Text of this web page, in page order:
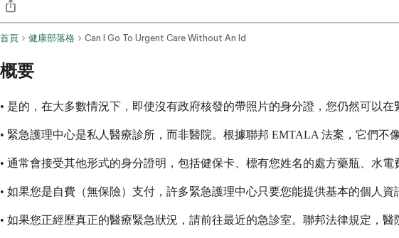
首頁 健康部落格 Can I Go To Urgent Care Without An Id
概要
• 是的，在大多數情況下，即使沒有政府核發的帶照片的身分證，您仍然可以
• 緊急護理中心是私人醫療診所，而非醫院。根據聯邦 EMTALA 法案，它們不
• 通常會接受其他形式的身分證明，包括健保卡、標有您姓名的處方藥瓶、水
• 如果您是自費（無保險）支付，許多緊急護理中心只要您能提供基本的個人資
• 如果您正經歷真正的醫療緊急狀況，請前往最近的急診室。聯邦法律規定，